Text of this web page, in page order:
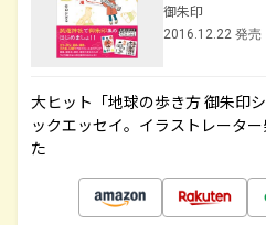
御朱印
2016.12.22 発売
大ヒット「地球の歩き方 御朱印
ックエッセイ。イラストレータ
た